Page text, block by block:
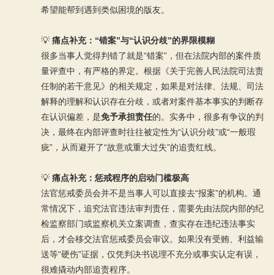
希望能帮到遇到类似困境的版友。
💡痛点补充：“错案”与“认识分歧”的界限模糊
很多当事人觉得判错了就是“错案”，但在法院内部的案件质
量评查中，有严格的界定。根据《关于完善人民法院司法责
任制的若干意见》的相关规定，如果是对法律、法规、司法
解释的理解和认识存在分歧，或者对案件基本事实的判断存
在认识偏差，是免予承担责任的。实务中，很多有争议的判
决，最终在内部评查时往往被定性为“认识分歧”或“一般瑕
疵”，从而避开了“故意或重大过失”的追责红线。
💡痛点补充：惩戒程序的启动门槛极高
法官惩戒委员会并不是当事人可以直接去“报案”的机构。通
常情况下，追究法官违法审判责任，需要先由法院内部的纪
检监察部门或监察机关立案调查，查实存在违纪违法事实
后，才会移交法官惩戒委员会审议。如果没有受贿、利益输
送等“硬伤”证据，仅凭判决书说理不充分或事实认定有误，
很难撬动内部追责程序。